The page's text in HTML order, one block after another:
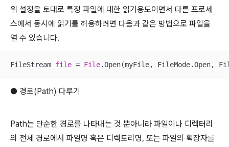
위 설정을 토대로 특정 파일에 대한 읽기용도이면서 다른 프로세
스에서 동시에 읽기를 허용하려면 다음과 같은 방법으로 파일을
열 수 있습니다.
FileStream file = File.Open(myFile, FileMode.Open,
● 경로(Path) 다루기
Path는 단순한 경로를 나타내는 것 뿐아니라 파일이나 디렉터리
의 전체 경로에서 파일명 혹은 디렉토리명, 또는 파일의 확장자를